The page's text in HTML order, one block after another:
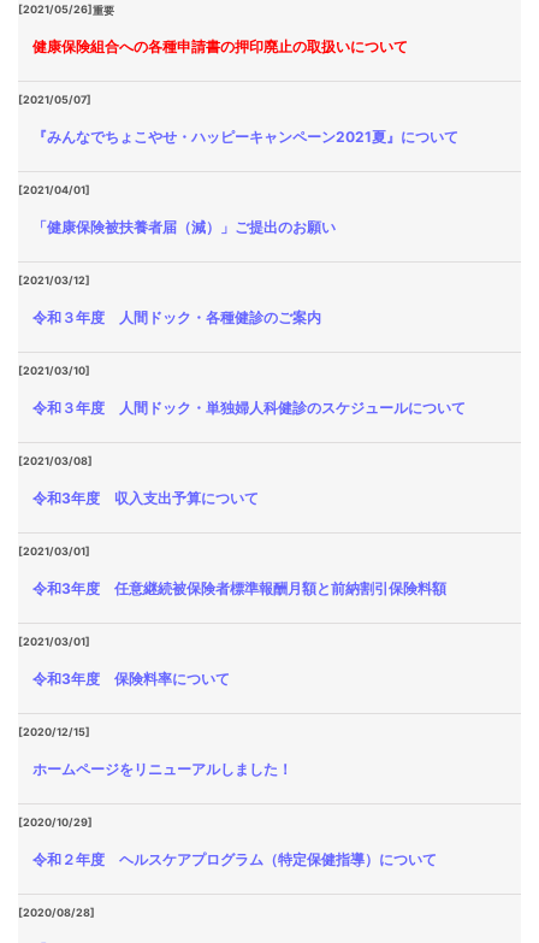
[2021/05/26]重要
健康保険組合への各種申請書の押印廃止の取扱いについて
[2021/05/07]
『みんなでちょこやせ・ハッピーキャンペーン2021夏』について
[2021/04/01]
「健康保険被扶養者届（減）」ご提出のお願い
[2021/03/12]
令和３年度 人間ドック・各種健診のご案内
[2021/03/10]
令和３年度 人間ドック・単独婦人科健診のスケジュールについて
[2021/03/08]
令和3年度 収入支出予算について
[2021/03/01]
令和3年度 任意継続被保険者標準報酬月額と前納割引保険料額
[2021/03/01]
令和3年度 保険料率について
[2020/12/15]
ホームページをリニューアルしました！
[2020/10/29]
令和２年度 ヘルスケアプログラム（特定保健指導）について
[2020/08/28]